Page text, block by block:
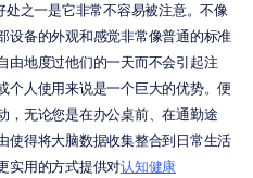
之一是它非常不容易被注意。不像
设备的外观和感觉非常像普通的标准
由地度过他们的一天而不会引起注
个人使用来说是一个巨大的优势。便
，无论您是在办公桌前、在通勤途
使得将大脑数据收集整合到日常生活
实用的方式提供对认知健康